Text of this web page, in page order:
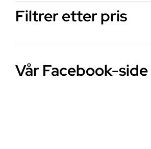
Filtrer etter pris
Vår Facebook-side